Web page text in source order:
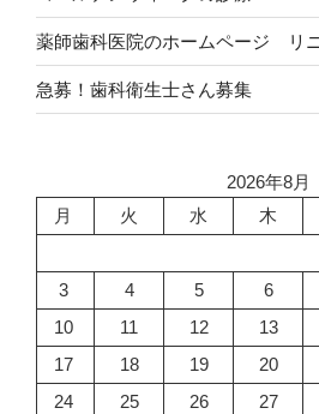
薬師歯科医院のホームページ リ
急募！歯科衛生士さん募集
2026年8月
月
火 水 木
3
4 5 6
10
11 12 13
17
18 19 20
24
25 26 27